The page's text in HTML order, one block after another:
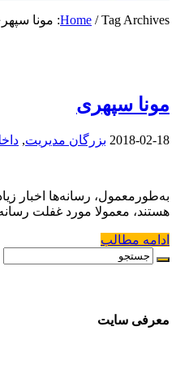
Home / Tag Archives: مونا سپهری
مونا سپهری
2018-02-18 بزرگان مدیریت,
به‌طورمعمول، رسانه‌ها اخبار
هستند، معمولا مورد غفلت
ادامه مطالب
معرفی سایت